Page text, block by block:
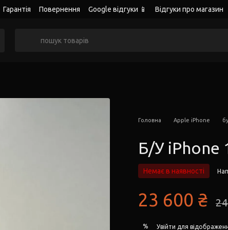
Гарантія Повернення Google відгуки 📱
Відгуки про магазин
Головна Apple iPhone
Б/У iPhone
Немає в наявності
23 600 ₴
% Увійти для